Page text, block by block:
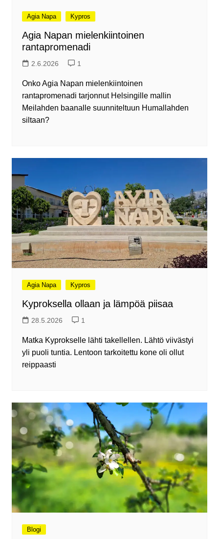
Agia Napa Kypros
Agia Napan mielenkiintoinen
rantapromenadi
2.6.2026 1
Onko Agia Napan mielenkiintoinen
rantapromenadi tarjonnut Helsingille mallin
Meilahden baanalle suunniteltuun Humallahden
siltaan?
Agia Napa Kypros
Kyproksella ollaan ja lämpöä piisaa
28.5.2026 1
Matka Kyprokselle lähti takellellen. Lähtö viivästyi
yli puoli tuntia. Lentoon tarkoitettu kone oli ollut
reippaasti
Blogi